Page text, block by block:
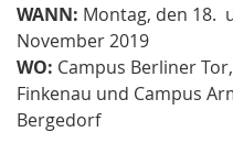
WANN: Montag, den 18.
November 2019
WO: Campus Berliner
Finkenau und Campus
Bergedorf